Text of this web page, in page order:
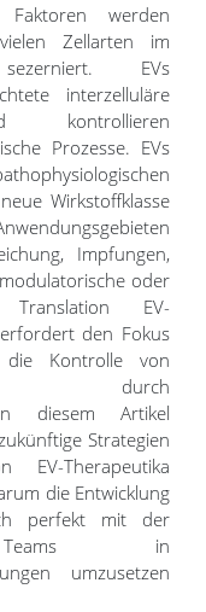
werden
Zellarten im
EVs
interzelluläre
kontrollieren
Prozesse. EVs
Wirkstoffklasse
Impfungen,
oder
EV-
den Fokus
die Kontrolle von
durch
In diesem Artikel
Strategien
Therapeutika
die Entwicklung
perfekt mit der
in
umzusetzen